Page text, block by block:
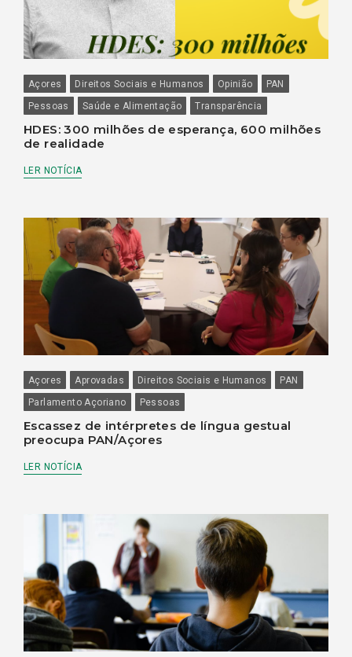
Açores Direitos Sociais e Humanos Opinião
PAN
Pessoas
Saúde e Alimentação Transparência
HDES: 300 milhões de esperança, 600 milhões
de realidade
LER NOTÍCIA
Açores Aprovadas Direitos Sociais e Humanos
PAN
Parlamento Açoriano
Pessoas
Escassez de intérpretes de língua gestual
preocupa PAN/Açores
LER NOTÍCIA